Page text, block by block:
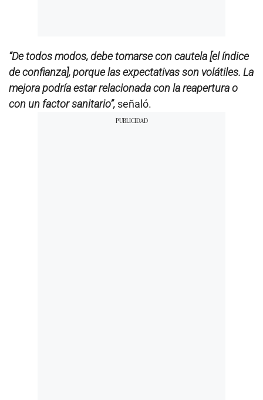
“De todos modos, debe tomarse con cautela [el índice
de confianza], porque las expectativas son volátiles. La
mejora podría estar relacionada con la reapertura o
con un factor sanitario”, señaló.